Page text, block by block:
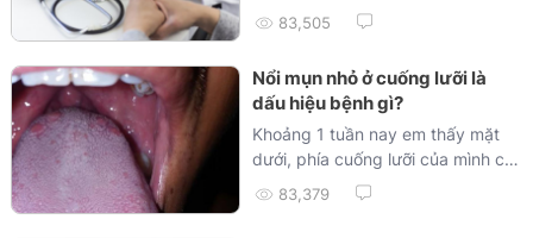
sức khỏe (loại 1, loại 2, loại 3, v.v.)
thường phản ánh tình trạng sức
ứng các yêu cầu công việc hoặc
nhiệm vụ cụ thể. Bài viết này sẽ
mô tả chung về các loại sức khỏe
1, 2, 3 và các xếp loại sức khỏe
khác có thể bạn quan tâm - Tìm
83,505
Nổi mụn nhỏ ở cuống lưỡi là
dấu hiệu bệnh gì?
Khoảng 1 tuần nay em thấy mặt
dưới, phía cuống lưỡi của mình có
2 nốt mụn nhỏ...
83,379